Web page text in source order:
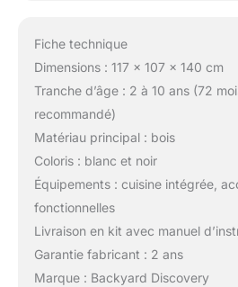
Fiche technique
Dimensions : 117 x 107 x 140 cm
Tranche d’âge : 2 à 10 ans (72
recommandé)
Matériau principal : bois
Coloris : blanc et noir
Équipements : cuisine intégrée,
fonctionnelles
Livraison en kit avec manuel
Garantie fabricant : 2 ans
Marque : Backyard Discovery